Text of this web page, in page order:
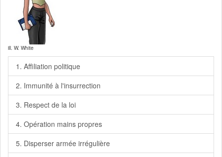
ill. W. White
1. Affiliation politique
2. Immunité à l'insurrection
3. Respect de la loi
4. Opération mains propres
5. Disperser armée irrégulière